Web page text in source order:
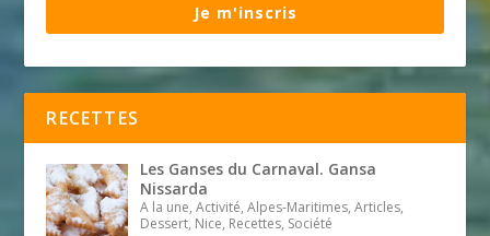
Je m'inscris
RECETTES
Les Ganses du Carnaval. Gansa
Nissarda
A la une, Activité, Alpes-Maritimes, Articles,
Dessert, Nice, Recettes, Société